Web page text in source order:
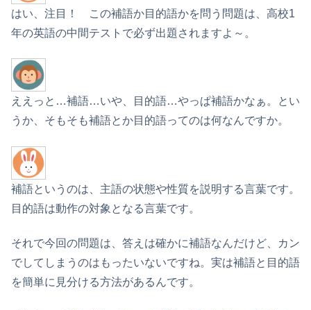
はい、注目！ この補語か目的語かを問う問題は、高校1
年の英語の中間テストで必ず出題されますよ～。
ええっと…補語…いや、目的語…やっぱ補語かなぁ。とい
うか、そもそも補語とか目的語ってのは何なんですか。
補語というのは、主語の状態や性質を説明する言葉です。
目的語は動作の対象となる言葉です。
それで今回の問題は、答えは確かに補語なんだけど、カン
でしてしまうのはもったいないですね。実は補語と目的語
を簡単に見分ける方法があるんです。